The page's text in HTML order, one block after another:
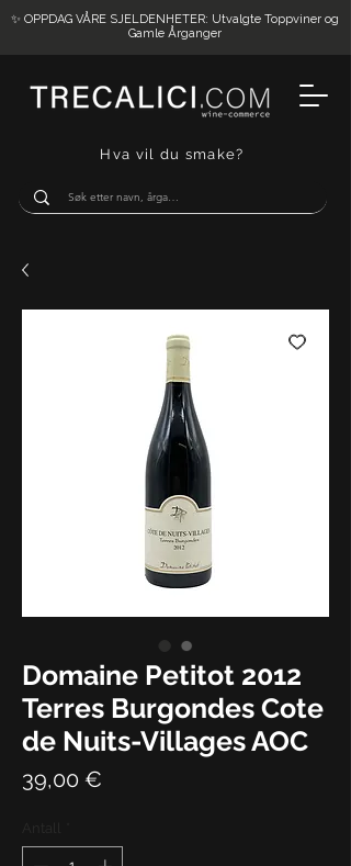
Hva vil du smake?
✨ OPPDAG VÅRE SJELDENHETER: Utvalgte Toppviner og
Gamle Årganger
Domaine Petitot 2012
Terres Burgondes Cote
de Nuits-Villages AOC
39,00 €